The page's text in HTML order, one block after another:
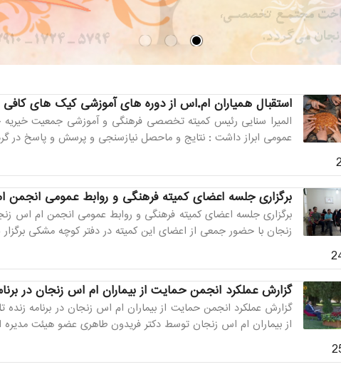
استقبال همیاران ام.اس از دوره های آموزشی کیک های کافی
المیرا سنایی رئیس کمیته تخصصی فرهنگی و آموزشی جمعیت خیریه
عمومی ابراز داشت : نتایج و ماحصل نیازسنجی و پرسش و پاسخ در
برگزاری جلسه اعضای کمیته فرهنگی و روابط عمومی انجمن
برگزاری جلسه اعضای کمیته فرهنگی و روابط عمومی انجمن ام اس
زنجان با حضور جمعی از اعضای این کمیته در دفتر کوچه مشکی
گزارش عملکرد انجمن حمایت از بیماران ام اس زنجان در
گزارش عملکرد انجمن حمایت از بیماران ام اس زنجان در برنامه
از بیماران ام اس زنجان توسط دکتر فریدون طاهری عضو هیئت